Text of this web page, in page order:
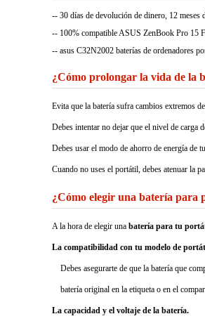
-- 30 días de devolución de dinero, 12 meses
-- 100% compatible ASUS ZenBook Pro 15
-- asus C32N2002 baterías de ordenadores
¿Cómo prolongar la vida de la
Evita que la batería sufra cambios extremos
Debes intentar no dejar que el nivel de carga
Debes usar el modo de ahorro de energía de
Cuando no uses el portátil, debes atenuar la
¿Cómo elegir una batería para
A la hora de elegir una batería para tu
La compatibilidad con tu modelo de
Debes asegurarte de que la batería que
batería original en la etiqueta o en el
La capacidad y el voltaje de la batería.